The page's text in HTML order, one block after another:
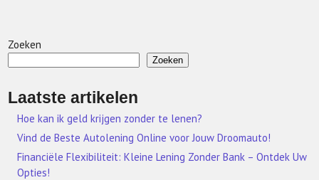
Zoeken
Zoeken
Laatste artikelen
Hoe kan ik geld krijgen zonder te lenen?
Vind de Beste Autolening Online voor Jouw Droomauto!
Financiële Flexibiliteit: Kleine Lening Zonder Bank – Ontdek Uw
Opties!